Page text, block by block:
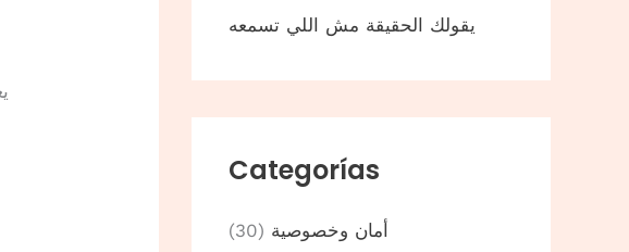
يقولك الحقيقة مش اللي تسمعه
Categorías
أمان وخصوصية (30)